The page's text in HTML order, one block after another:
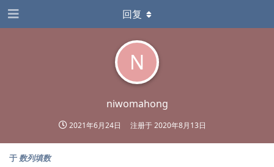
N
niwomahong
2021年6月24日 注册于2020年8月13日
回复
于 数列填数